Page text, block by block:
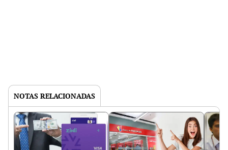
NOTAS RELACIONADAS